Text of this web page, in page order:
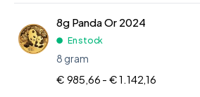
8g Panda Or 2024
En stock
8 gram
€ 985,66 - € 1.142,16